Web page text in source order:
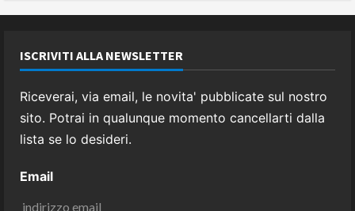
ISCRIVITI ALLA NEWSLETTER
Riceverai, via email, le novita' pubblicate sul nostro
sito. Potrai in qualunque momento cancellarti dalla
lista se lo desideri.
Email